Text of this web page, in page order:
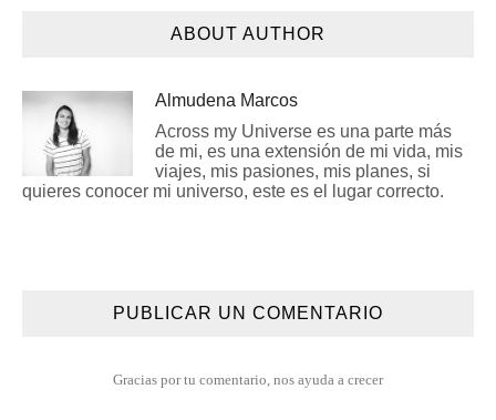
ABOUT AUTHOR
Almudena Marcos
Across my Universe es una parte más
de mi, es una extensión de mi vida, mis
viajes, mis pasiones, mis planes, si
quieres conocer mi universo, este es el lugar correcto.
PUBLICAR UN COMENTARIO
Gracias por tu comentario, nos ayuda a crecer